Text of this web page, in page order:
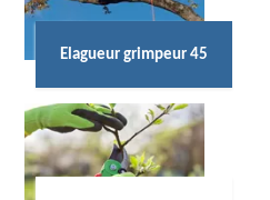
Elagueur grimpeur 45